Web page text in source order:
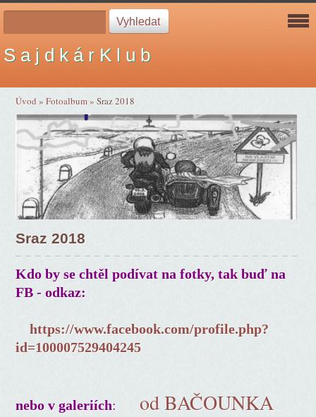
S a j d k á r K l u b
Úvod »Fotoalbum»Sraz 2018
Sraz 2018
Kdo by se chtěl podívat na fotky, tak buď na
FB - odkaz:
https://www.facebook.com/profile.php?
id=100007529404245
nebo v galeriích:od BAČOUNKA